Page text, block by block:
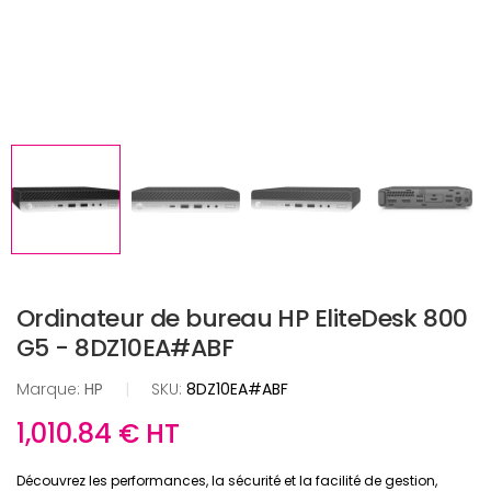
Ordinateur de bureau HP EliteDesk 800
G5 - 8DZ10EA#ABF
Marque: HP | SKU: 8DZ10EA#ABF
1,010.84 € HT
Découvrez les performances, la sécurité et la facilité de gestion,